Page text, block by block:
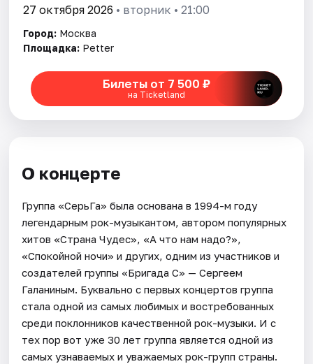
27 октября 2026 • вторник • 21:00
Город: Москва
Площадка: Petter
Билеты от 7 500 ₽
на Ticketland
О концерте
Группа «СерьГа» была основана в 1994-м году
легендарным рок-музыкантом, автором популярных
хитов «Страна Чудес», «А что нам надо?»,
«Спокойной ночи» и других, одним из участников и
создателей группы «Бригада С» — Сергеем
Галаниным. Буквально с первых концертов группа
стала одной из самых любимых и востребованных
среди поклонников качественной рок-музыки. И с
тех пор вот уже 30 лет группа является одной из
самых узнаваемых и уважаемых рок-групп страны.